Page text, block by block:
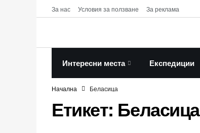
За нас Условия за ползване За реклама
Интересни места Експедиции
Начална Беласица
Етикет: Беласица